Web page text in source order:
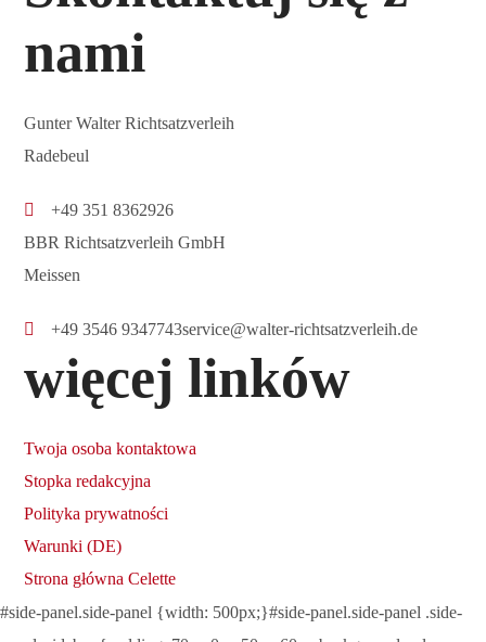
nami
Gunter Walter Richtsatzverleih
Radebeul
+49 351 8362926
BBR Richtsatzverleih GmbH
Meissen
+49 3546 9347743service@walter-richtsatzverleih.de
więcej linków
Twoja osoba kontaktowa
Stopka redakcyjna
Polityka prywatności
Warunki (DE)
Strona główna Celette
#side-panel.side-panel {width: 500px;}#side-panel.side-panel .side-